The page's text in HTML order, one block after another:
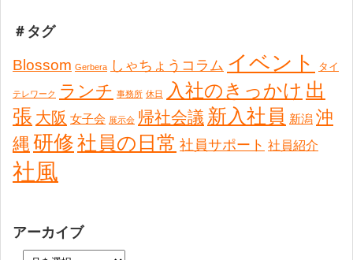
＃タグ
Blossom Gerbera しゃちょうコラム イベント タイ
テレワーク ランチ 事務所 休日 入社のきっかけ 出
張 大阪 女子会 展示会 帰社会議 新入社員 新潟 沖
縄 研修社員の日常 社員サポート 社員紹介
社風
アーカイブ